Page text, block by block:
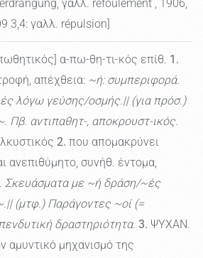
γαλλ. refoulement , 1906,
3,4: γαλλ. répulsion]
α-πω-θη-τι-κός επίθ. 1.
απέχθεια: ~ή: συμπεριφορά.
λόγω γεύσης/οσμής.|| (για πρόσ.)
Πβ. αντιπαθητ-, αποκρουστ-ικός.
2. που απομακρύνει
ανεπιθύμητο, συνήθ. έντομα,
Σκευάσματα με ~ή δράση/~ές
(μτφ.) Παράγοντες ~οί (=
δραστηριότητα. 3. ΨΥΧΑΝ.
αμυντικό μηχανισμό της